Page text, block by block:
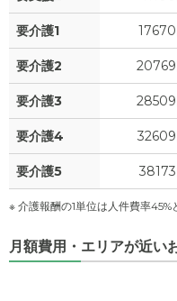
介護保険料
水道・光熱費
上乗せ介護費 ?
その他
介護保険料
要介護1
要介護2 20769
要介護3 28509
要介護4
要介護5
※ 介護報酬の1単位は人件費率45%
月額費用・エリアが近い